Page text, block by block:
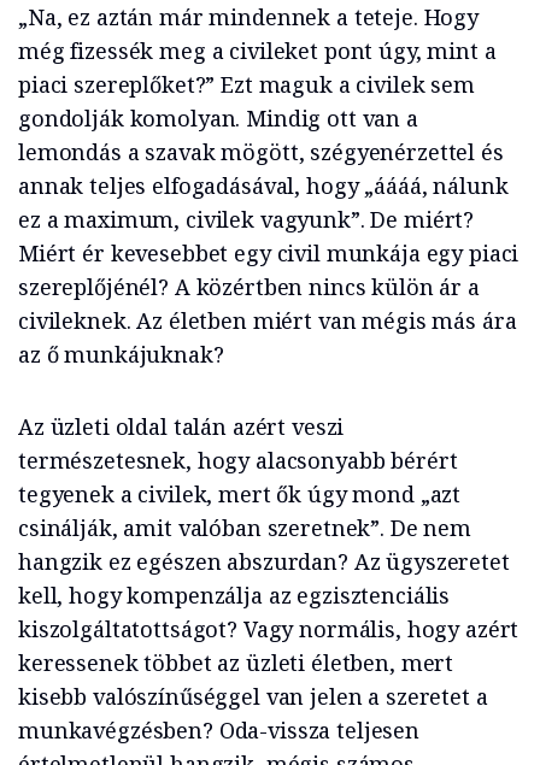
„Na, ez aztán már mindennek a teteje. Hogy
még fizessék meg a civileket pont úgy, mint a
piaci szereplőket?” Ezt maguk a civilek sem
gondolják komolyan. Mindig ott van a
lemondás a szavak mögött, szégyenérzettel és
annak teljes elfogadásával, hogy „áááá, nálunk
ez a maximum, civilek vagyunk”. De miért?
Miért ér kevesebbet egy civil munkája egy piaci
szereplőjénél? A közértben nincs külön ár a
civileknek. Az életben miért van mégis más ára
az ő munkájuknak?
Az üzleti oldal talán azért veszi
természetesnek, hogy alacsonyabb bérért
tegyenek a civilek, mert ők úgy mond „azt
csinálják, amit valóban szeretnek”. De nem
hangzik ez egészen abszurdan? Az ügyszeretet
kell, hogy kompenzálja az egzisztenciális
kiszolgáltatottságot? Vagy normális, hogy azért
keressenek többet az üzleti életben, mert
kisebb valószínűséggel van jelen a szeretet a
munkavégzésben? Oda-vissza teljesen